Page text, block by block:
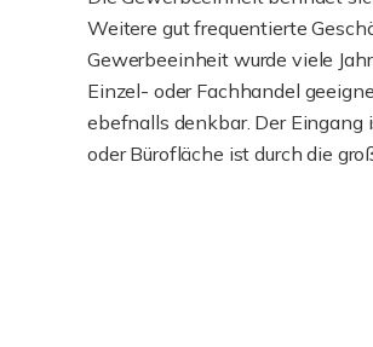
Weitere gut frequentierte
Gewerbeeinheit wurde viele
Einzel- oder Fachhandel
ebefnalls denkbar. Der Eingang
oder Bürofläche ist durch die